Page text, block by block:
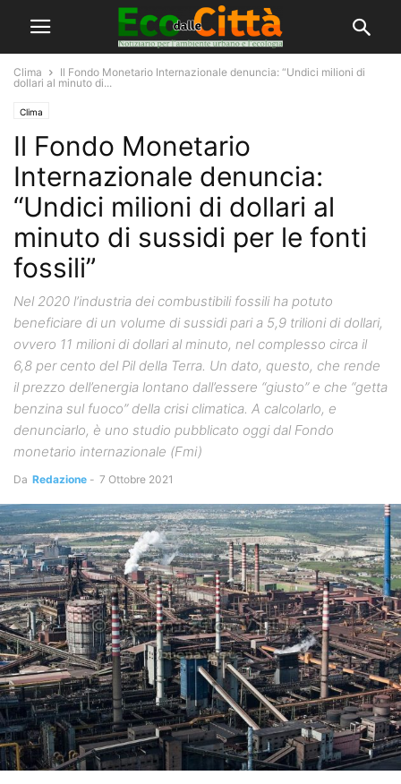
Clima
Il Fondo Monetario Internazionale denuncia: “Undici milioni di
dollari al minuto di...
Clima
Il Fondo Monetario
Internazionale denuncia:
“Undici milioni di dollari al
minuto di sussidi per le fonti
fossili”
Nel 2020 l’industria dei combustibili fossili ha potuto
beneficiare di un volume di sussidi pari a 5,9 trilioni di dollari,
ovvero 11 milioni di dollari al minuto, nel complesso circa il
6,8 per cento del Pil della Terra. Un dato, questo, che rende
il prezzo dell’energia lontano dall’essere “giusto” e che “getta
benzina sul fuoco” della crisi climatica. A calcolarlo, e
denunciarlo, è uno studio pubblicato oggi dal Fondo
monetario internazionale (Fmi)
Da Redazione - 7 Ottobre 2021